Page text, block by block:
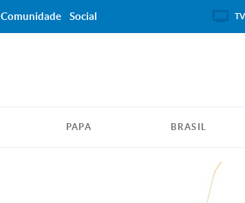
PAPA BRASIL
Comunidade Social TV